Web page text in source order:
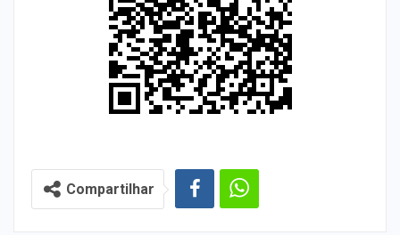
Compartilhar